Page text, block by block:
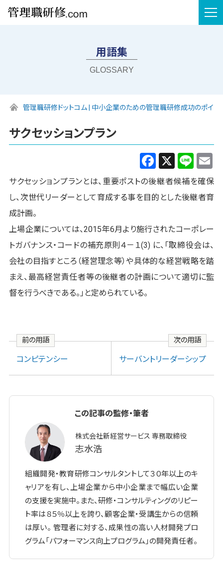
用語集
GLOSSARY
管理職研修ドットコム | 中小企業のための管理職研修成功のポイン
サクセッションプラン
Facebook
X Line
サクセッションプランとは、重要ポストの後継者候補を確保
し、次世代リーダーとして育成する事を目的とした後継者育
成計画。
上場企業については、2015年6月より施行されたコーポレー
トガバナンス・コードの補充原則４－１(3) に、「取締役会は、
会社の目指すところ（経営理念等）や具体的な経営戦略を踏
まえ、最高経営責任者等の後継者の計画について適切に監
督を行うべきである。」と定められている。
前の用語
コンピテンシー
次の用語
サーバントリーダーシップ
この記事の監修・筆者
株式会社新経営サービス 専務取締役
志水浩
組織開発・教育研修コンサルタントして３０年以上のキ
ャリアを有し、上場企業から中小企業まで幅広い企業
の支援を実施中。また、研修・コンサルティングのリピー
ト率は８５％以上を誇り、顧客企業・受講生からの信頼
は厚い。 管理者に対する、成果性の高い人材開発プロ
グラム「パフォーマンス向上プログラム」の開発責任者。